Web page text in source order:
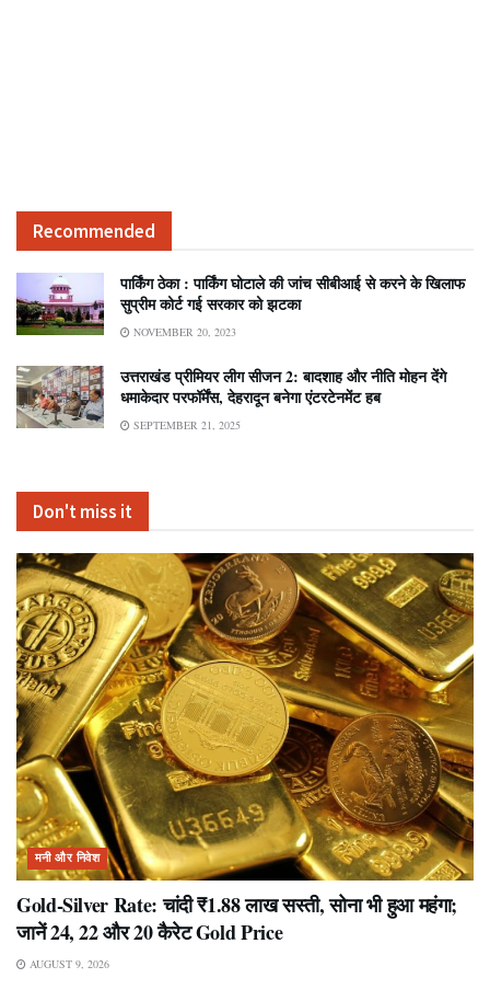
Recommended
पार्किंग ठेका : पार्किंग घोटाले की जांच सीबीआई से करने के खिलाफ
सुप्रीम कोर्ट गई सरकार को झटका
NOVEMBER 20, 2023
उत्तराखंड प्रीमियर लीग सीजन 2: बादशाह और नीति मोहन देंगे
धमाकेदार परफॉर्मेंस, देहरादून बनेगा एंटरटेनमेंट हब
SEPTEMBER 21, 2025
Don't miss it
मनी और निवेश
Gold-Silver Rate: चांदी ₹1.88 लाख सस्ती, सोना भी हुआ महंगा;
जानें 24, 22 और 20 कैरेट Gold Price
AUGUST 9, 2026